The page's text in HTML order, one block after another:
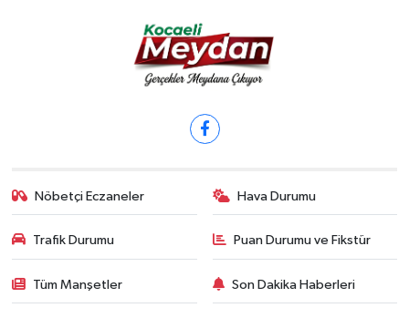
Nöbetçi Eczaneler Hava Durumu
Trafik Durumu Puan Durumu ve Fikstür
Tüm Manşetler Son Dakika Haberleri